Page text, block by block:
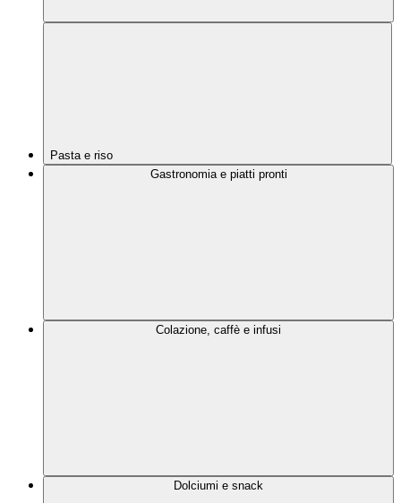
Pasta e riso
Gastronomia e piatti pronti
Colazione, caffè e infusi
Dolciumi e snack